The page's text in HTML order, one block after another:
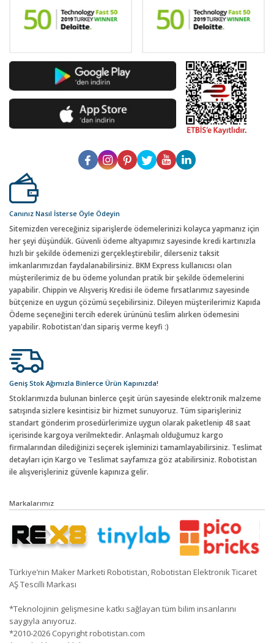
Canınız Nasıl İsterse Öyle Ödeyin
Sitemizden vereceğiniz siparişlerde ödemelerinizi kolayca yapmanız için
her şeyi düşündük. Güvenli ödeme altyapımız sayesinde kredi kartınızla
hızlı bir şekilde ödemenizi gerçekleştirebilir, dilerseniz taksit
imkanlarımızdan faydalanabilirsiniz. BKM Express kullanıcısı olan
müşterilerimiz de bu ödeme yolundan pratik bir şekilde ödemelerini
yapabilir. Chippin ve Alışveriş Kredisi ile ödeme fırsatlarımız sayesinde
bütçenize en uygun çözümü seçebilirsiniz. Dileyen müşterilerimiz Kapıda
Ödeme seçeneğini tercih ederek ürününü teslim alırken ödemesini
yapabilir. Robotistan'dan sipariş verme keyfi :)
Geniş Stok Ağımızla Binlerce Ürün Kapınızda!
Stoklarımızda bulunan binlerce çeşit ürün sayesinde elektronik malzeme
satışında sizlere kesintisiz bir hizmet sunuyoruz. Tüm siparişleriniz
standart gönderim prosedürlerimize uygun olarak paketlenip 48 saat
içerisinde kargoya verilmektedir. Anlaşmalı olduğumuz kargo
firmalarından dilediğinizi seçerek işleminizi tamamlayabilirsiniz. Teslimat
detayları için Kargo ve Teslimat sayfamıza göz atabilirsiniz. Robotistan
ile alışverişleriniz güvenle kapınıza gelir.
Markalarımız
Türkiye’nin Maker Marketi Robotistan, Robotistan Elektronik Ticaret
AŞ Tescilli Markası
*Teknolojinin gelişmesine katkı sağlayan tüm bilim insanlarını
saygıyla anıyoruz.
*2010-2026 Copyright robotistan.com